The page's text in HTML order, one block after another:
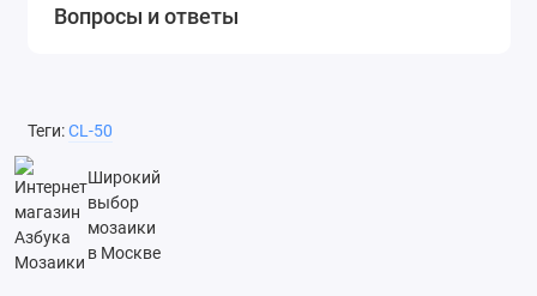
Вопросы и ответы
Теги:CL-50
Широкий
выбор
мозаики
в Москве